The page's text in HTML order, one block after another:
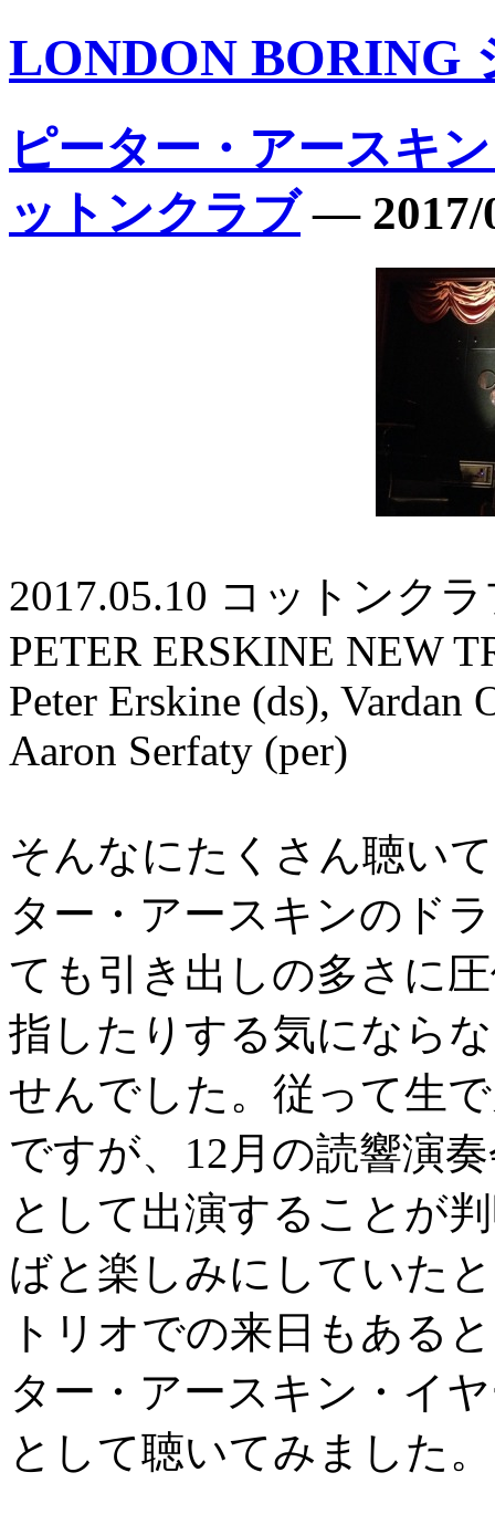
LONDON BORING
ピーター・アースキ
ットンクラブ―
2017.05.10 コットンク
PETER ERSKINE NEW
Peter Erskine (ds), Vardan
Aaron Serfaty (per)
そんなにたくさん聴い
ター・アースキンのド
ても引き出しの多さに
指したりする気になら
せんでした。従って生
ですが、12月の読響演
として出演することが
ばと楽しみにしていた
トリオでの来日もある
ター・アースキン・イ
として聴いてみました。